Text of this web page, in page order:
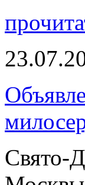
Свято-